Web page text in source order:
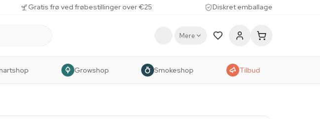
Gratis frø ved frøbestillinger over €25 Diskret emballage
Mere
Growshop Smokeshop Tilbud